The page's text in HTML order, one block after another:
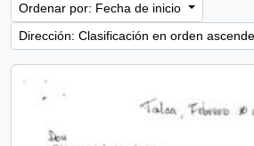
Ordenar por: Fecha de inicio
Dirección: Clasificación en orden